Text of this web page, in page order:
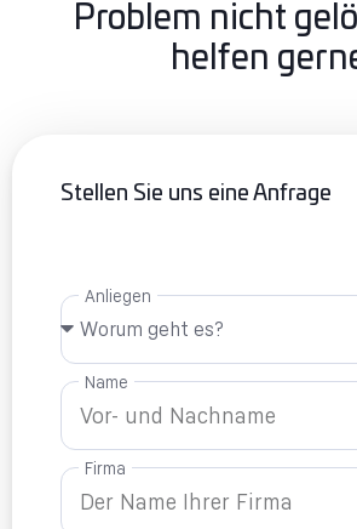
Problem nicht
helfen
Stellen Sie uns eine Anfrage
Anliegen
Name
Firma